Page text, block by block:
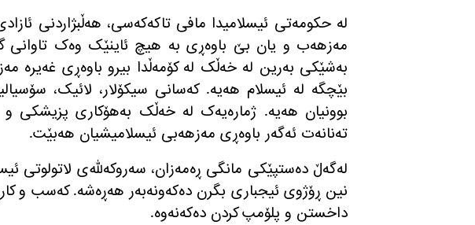
لە حکومەتی ئیسلامیدا مافی تاکەکەسی، هەڵبژاردنی
مەزهەب و یان بێ باوەڕی بە هیچ ئاینێک وەک تاوانی
بەشێکی بەرین لە خەڵک لە کۆمەڵدا بیرو باوەڕی غەیرە
بێچگە لە ئیسلام هەیە.کەسانی سیکۆلار، لائیک،
بوونیان هەیە. ژمارەیەک لە خەڵک بەهۆکاری پزیشکی و
تەنانەت ئەگەر باوەڕی مەزهەبی ئیسلامیشیان هەبێت.
لەگەڵ دەستپێکی مانگی ڕەمەزان، سەروکەللەی لاتولوتی
نین ڕۆژوی ئیجباری بگرن دەکەونەبەر هەڕەشە.کەسب و
داخستن و پلۆمپ کردن دەکەنەوە.